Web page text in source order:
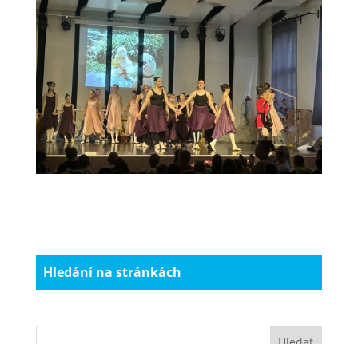
Hledání na stránkách